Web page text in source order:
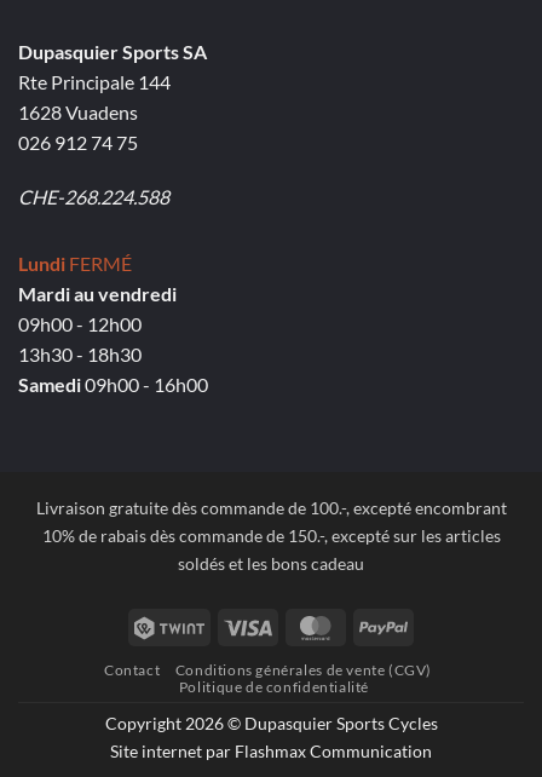
Dupasquier Sports SA
Rte Principale 144
1628 Vuadens
026 912 74 75
CHE-268.224.588
Lundi FERMÉ
Mardi au vendredi
09h00 - 12h00
13h30 - 18h30
Samedi09h00 - 16h00
Livraison gratuite dès commande de 100.-, excepté encombrant
10% de rabais dès commande de 150.-, excepté sur les articles
soldés et les bons cadeau
Twint Visa MasterCardPayPal
Contact
Conditions générales de vente (CGV)
Politique de confidentialité
Copyright 2026 © Dupasquier Sports Cycles
Site internet par Flashmax Communication